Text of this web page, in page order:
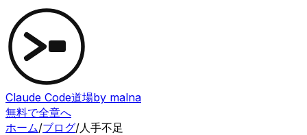
Claude Code道場by malna
無料で全章へ
ホーム/ブログ/人手不足